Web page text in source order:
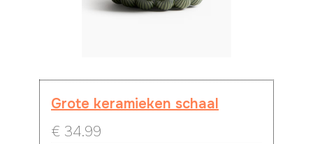
Grote keramieken schaal
€ 34.99